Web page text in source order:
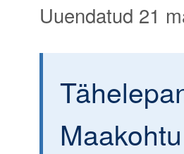
Uuendatud 21